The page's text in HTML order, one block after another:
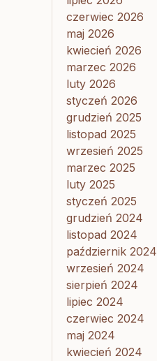
czerwiec 2026
maj 2026
kwiecień 2026
marzec 2026
luty 2026
styczeń 2026
grudzień 2025
listopad 2025
wrzesień 2025
marzec 2025
luty 2025
styczeń 2025
grudzień 2024
listopad 2024
październik 2024
wrzesień 2024
sierpień 2024
lipiec 2024
czerwiec 2024
maj 2024
kwiecień 2024